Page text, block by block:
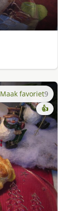
Maak favoriet9
👍